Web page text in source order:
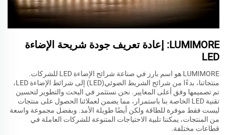
LUMIMORE: إعادة تعريف جودة شريحة الإضاءة
LED
LUMIMORE هو اسم بارز في صناعة شرائح الإضاءة LED للشركات.
منتجاتنا، بدءًا من شرائح الشريط الضوئي(LED) إلى شرائط الإضاءة LED،
تم تصميمها وفق أعلى المعايير. نحن نستثمر في البحث والتطوير لتحسين
تقنية LED الخاصة بنا باستمرار، مما يضمن لعملائنا الحصول على منتجات
ليست فقط موفرة للطاقة ولكن أيضًا طويلة الأمد. وبفضل مجموعة واسعة
من المنتجات، يمكننا تلبية الاحتياجات المتنوعة للشركات العاملة في
قطاعات مختلفة.